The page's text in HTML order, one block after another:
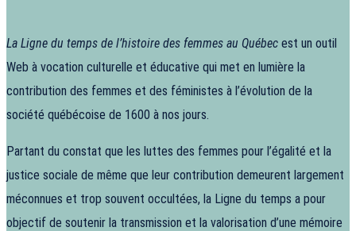
La Ligne du temps de l’histoire des femmes au Québec est un outil
Web à vocation culturelle et éducative qui met en lumière la
contribution des femmes et des féministes à l’évolution de la
société québécoise de 1600 à nos jours.
Partant du constat que les luttes des femmes pour l’égalité et la
justice sociale de même que leur contribution demeurent largement
méconnues et trop souvent occultées, la Ligne du temps a pour
objectif de soutenir la transmission et la valorisation d’une mémoire